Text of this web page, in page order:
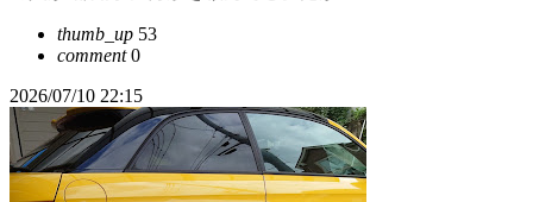
thumb_up 53
comment0
2026/07/10 22:15